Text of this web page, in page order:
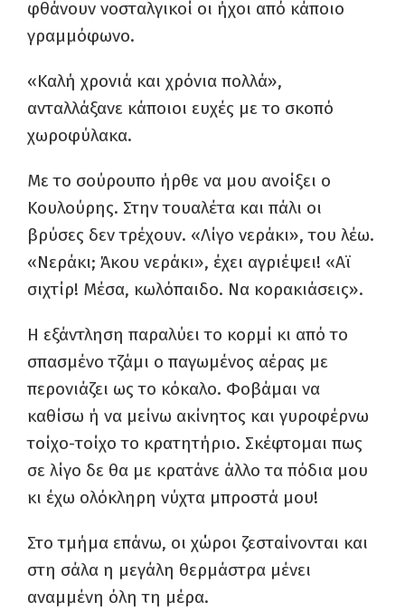
φθάνουν νοσταλγικοί οι ήχοι από κάποιο
γραμμόφωνο.
«Καλή χρονιά και χρόνια πολλά»,
ανταλλάξανε κάποιοι ευχές με το σκοπό
χωροφύλακα.
Με το σούρουπο ήρθε να μου ανοίξει ο
Κουλούρης. Στην τουαλέτα και πάλι οι
βρύσες δεν τρέχουν. «Λίγο νεράκι», του λέω.
«Νεράκι; Άκου νεράκι», έχει αγριέψει! «Αϊ
σιχτίρ! Μέσα, κωλόπαιδο. Να κορακιάσεις».
Η εξάντληση παραλύει το κορμί κι από το
σπασμένο τζάμι ο παγωμένος αέρας με
περονιάζει ως το κόκαλο. Φοβάμαι να
καθίσω ή να μείνω ακίνητος και γυροφέρνω
τοίχο-τοίχο το κρατητήριο. Σκέφτομαι πως
σε λίγο δε θα με κρατάνε άλλο τα πόδια μου
κι έχω ολόκληρη νύχτα μπροστά μου!
Στο τμήμα επάνω, οι χώροι ζεσταίνονται και
στη σάλα η μεγάλη θερμάστρα μένει
αναμμένη όλη τη μέρα.